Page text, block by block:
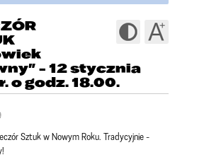
- 12 stycznia
o godz. 18.00.
Sztuk w Nowym Roku. Tradycyjnie -